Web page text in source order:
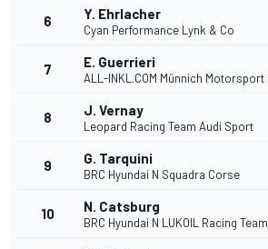
6 Y. Ehrlacher
Cyan Performance Lynk & Co
7 E. Guerrieri
ALL-INKL.COM Münnich Motorsport
8 J. Vernay
Leopard Racing Team Audi Sport
9 G. Tarquini
BRC Hyundai N Squadra Corse
10 N. Catsburg
BRC Hyundai N LUKOIL Racing Team